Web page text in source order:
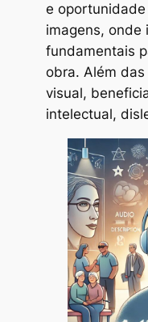
e
imagens, onde
fundamentais
obra. Além
visual,
intelectual,